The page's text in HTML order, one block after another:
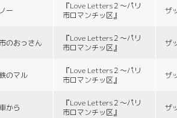
ー
『Love Letters２〜パリ
市ロマンチッ区』
ザ
のおっさん
『Love Letters２〜パリ
市ロマンチッ区』
ザ
のマル
『Love Letters２〜パリ
市ロマンチッ区』
ザ
から
『Love Letters２〜パリ
市ロマンチッ区』
ザ